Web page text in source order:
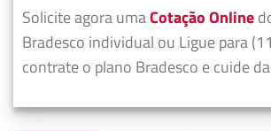
Solicite agora umaCotação Online
Bradesco individual ou Ligue para
contrate o plano Bradesco e cuide